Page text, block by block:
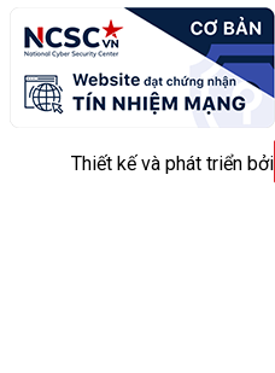
Thiết kế và phát triển bởi